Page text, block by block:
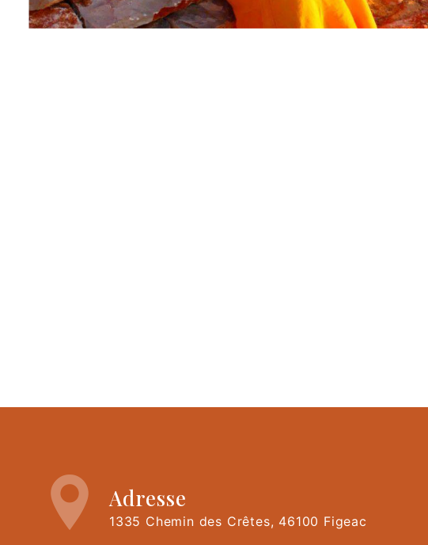
Adresse
1335 Chemin des Crêtes, 46100 Figeac